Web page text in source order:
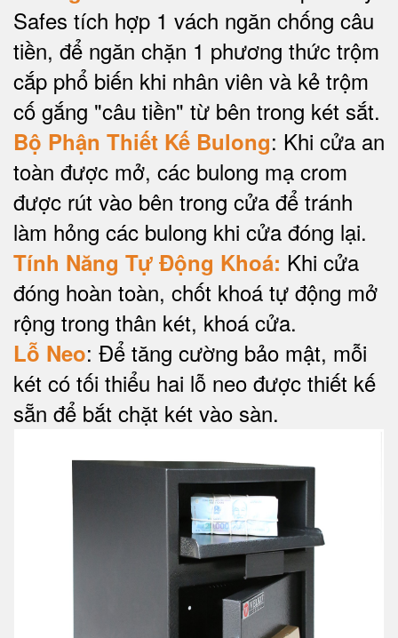
Safes tích hợp 1 vách ngăn chống câu
tiền, để ngăn chặn 1 phương thức trộm
cắp phổ biến khi nhân viên và kẻ trộm
cố gắng "câu tiền" từ bên trong két sắt.
Bộ Phận Thiết Kế Bulong: Khi cửa an
toàn được mở, các bulong mạ crom
được rút vào bên trong cửa để tránh
làm hỏng các bulong khi cửa đóng lại.
Tính Năng Tự Động Khoá: Khi cửa
đóng hoàn toàn, chốt khoá tự động mở
rộng trong thân két, khoá cửa.
Lỗ Neo: Để tăng cường bảo mật, mỗi
két có tối thiểu hai lỗ neo được thiết kế
sẵn để bắt chặt két vào sàn.